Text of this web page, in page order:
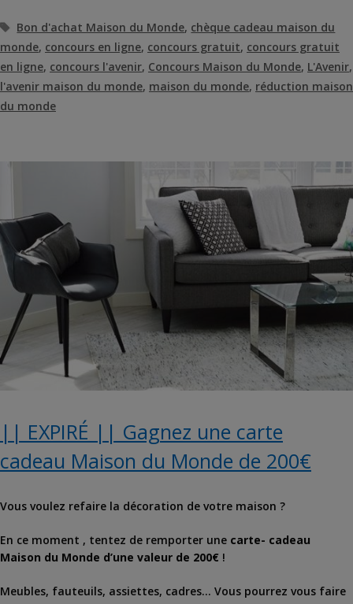
Étiquettes
Bon d'achat Maison du Monde, chèque cadeau maison du
monde, concours en ligne, concours gratuit, concours gratuit
en ligne, concours l'avenir, Concours Maison du Monde, L'Avenir,
l'avenir maison du monde, maison du monde, réduction maison
du monde
|| EXPIRÉ || Gagnez une carte
cadeau Maison du Monde de 200€
Vous voulez refaire la décoration de votre maison ?
En ce moment , tentez de remporter une carte- cadeau
Maison du Monde d’une valeur de 200€ !
Meubles, fauteuils, assiettes, cadres… Vous pourrez vous faire